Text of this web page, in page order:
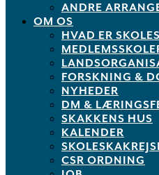
ANDRE
OM OS
HVAD ER
FORSKNING &
NYHEDER
DM &
SKAKKENS HUS
KALENDER
CSR ORDNING